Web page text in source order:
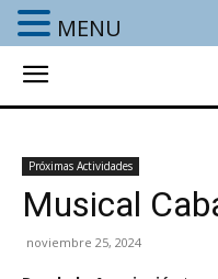
Próximas Actividades
Musical
noviembre 25, 2024
MENU